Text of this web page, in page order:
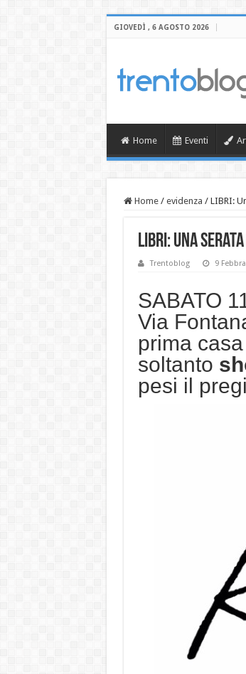
GIOVEDÌ , 6 AGOSTO 2026
Home Eventi
Home / evidenza / LIBRI:
LIBRI: Una
Trentoblog 9
SABATO
Via
prima
soltanto
pesi il